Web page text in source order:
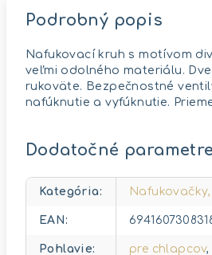
Podrobný popis
Nafukovací kruh s motívom
veľmi odolného materiálu.
rukoväte. Bezpečnostné
nafúknutie a vyfúknutie.
Dodatočné parametre
Kategória:
EAN:
Pohlavie: pre chlapcov,